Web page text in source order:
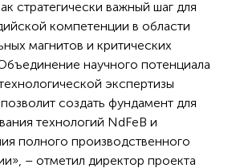
стратегически важный шаг для
компетенции в области
магнитов и критических
научного потенциала
экспертизы
позволит создать фундамент для
технологий NdFeB и
полного производственного
– отметил директор проекта